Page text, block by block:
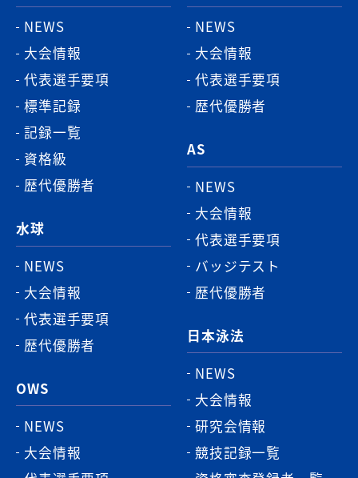
NEWS
大会情報
代表選手要項
標準記録
記録一覧
資格級
歴代優勝者
水球
NEWS
大会情報
代表選手要項
歴代優勝者
OWS
NEWS
大会情報
NEWS
大会情報
代表選手要項
歴代優勝者
AS
NEWS
大会情報
代表選手要項
バッジテスト
歴代優勝者
日本泳法
NEWS
大会情報
研究会情報
競技記録一覧